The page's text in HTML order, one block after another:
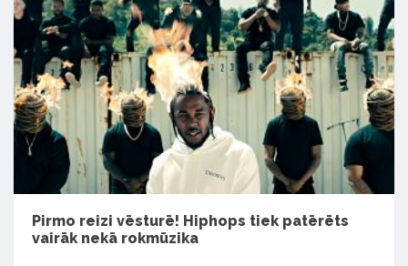
Pirmo reizi vēsturē! Hiphops tiek patērēts
vairāk nekā rokmūzika